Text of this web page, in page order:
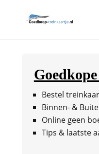
Bestel
Binnen- &
Online geen
Tips & laatste